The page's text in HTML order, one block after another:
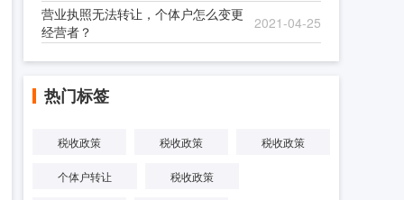
营业执照无法转让，个体户怎么变更
经营者？
2021-04-25
热门标签
税收政策 税收政策 税收政策
个体户转让 税收政策